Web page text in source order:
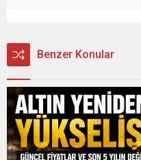
Benzer Konular